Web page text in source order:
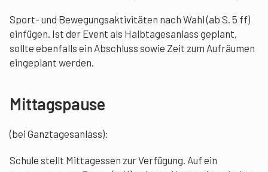
Sport- und Bewegungsaktivitäten nach Wahl (ab S. 5 ff)
einfügen. Ist der Event als Halbtagesanlass geplant,
sollte ebenfalls ein Abschluss sowie Zeit zum Aufräumen
eingeplant werden.
Mittagspause
(bei Ganztagesanlass):
Schule stellt Mittagessen zur Verfügung. Auf ein